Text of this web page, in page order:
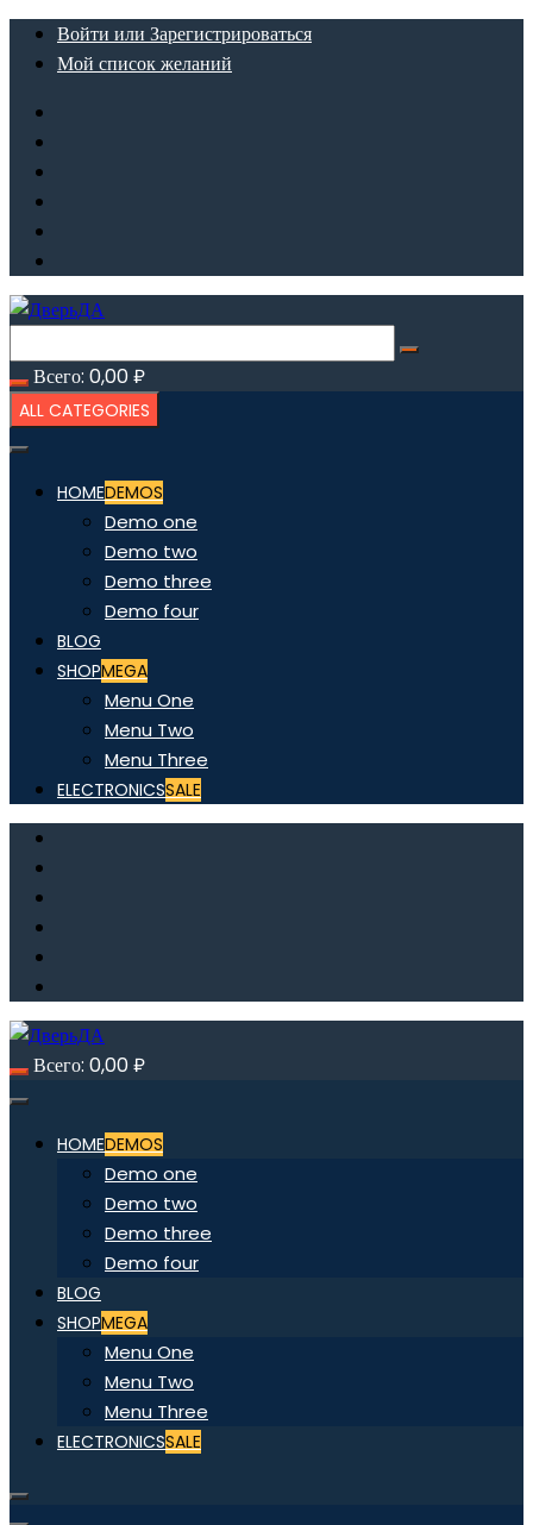
ПерейтиВойти или Зарегистрироваться
Мой список желаний
Всего: 0,00₽
ALL CATEGORIES
HOMEDEMOS
Demo one
Demo two
Demo three
Demo four
BLOG
SHOPMEGA
Menu One
Menu Two
Menu Three
ELECTRONICSSALE
Всего: 0,00₽
HOMEDEMOS
Demo one
Demo two
Demo three
Demo four
BLOG
SHOPMEGA
Menu One
Menu Two
Menu Three
ELECTRONICSSALE